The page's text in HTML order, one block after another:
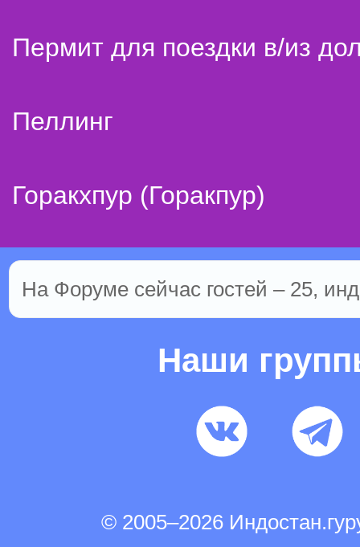
Пермит для поездки в/из
Пеллинг
Горакхпур (Горакпур)
На Форуме сейчас гостей – 25,
Наши
© 2005–2026